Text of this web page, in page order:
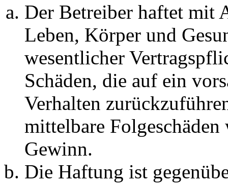
Der Betreiber haftet mit
Leben, Körper und
wesentlicher
Schäden, die auf ein
Verhalten
mittelbare Folgeschäden
Gewinn.
Die Haftung ist